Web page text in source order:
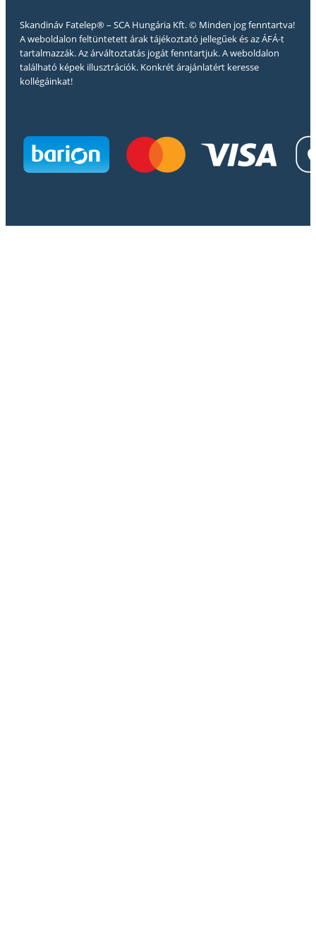
Skandináv Fatelep® – SCA Hungária Kft. © Minden jog fenntartva!
A weboldalon feltüntetett árak tájékoztató jellegűek és az ÁFÁ-t
tartalmazzák. Az árváltoztatás jogát fenntartjuk. A weboldalon
található képek illusztrációk. Konkrét árajánlatért keresse
kollégáinkat!